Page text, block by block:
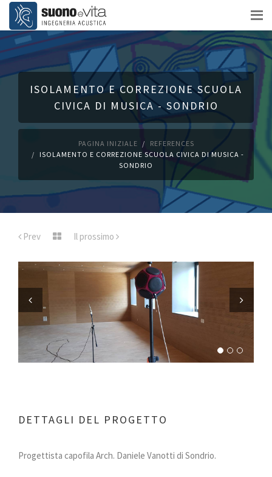
ISOLAMENTO E CORREZIONE SCUOLA
CIVICA DI MUSICA - SONDRIO
PAGINA INIZIALE
REFERENCES
ISOLAMENTO E CORREZIONE SCUOLA CIVICA DI MUSICA -
SONDRIO
Prev Il prossimo
Previous Next
DETTAGLI DEL PROGETTO
Progettista capofila Arch. Daniele Vanotti di Sondrio.